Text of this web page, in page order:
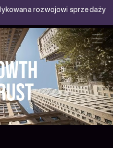
rozwojowi sprzedaży